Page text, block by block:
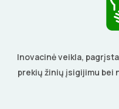
Inovacinė veikla,
prekių žinių įsigijimu bei